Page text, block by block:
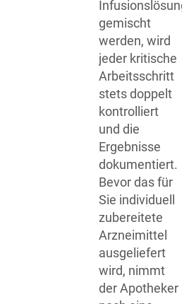
gemischt
werden, wird
jeder kritische
Arbeitsschritt
stets doppelt
kontrolliert
und die
Ergebnisse
dokumentiert.
Bevor das für
Sie individuell
zubereitete
Arzneimittel
ausgeliefert
wird, nimmt
der Apotheker